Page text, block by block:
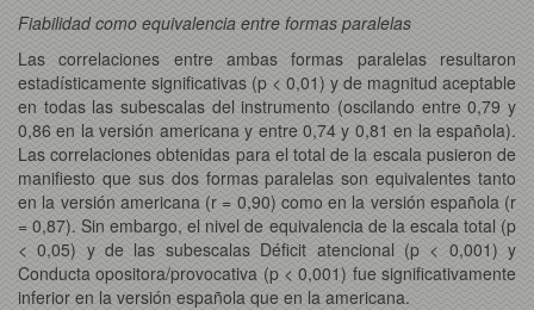
Fiabilidad como equivalencia entre formas paralelas
Las correlaciones entre ambas formas paralelas resultaron
estadísticamente significativas (p < 0,01) y de magnitud aceptable
en todas las subescalas del instrumento (oscilando entre 0,79 y
0,86 en la versión americana y entre 0,74 y 0,81 en la española).
Las correlaciones obtenidas para el total de la escala pusieron de
manifiesto que sus dos formas paralelas son equivalentes tanto
en la versión americana (r = 0,90) como en la versión española (r
= 0,87). Sin embargo, el nivel de equivalencia de la escala total (p
< 0,05) y de las subescalas Déficit atencional (p < 0,001) y
Conducta opositora/provocativa (p < 0,001) fue significativamente
inferior en la versión española que en la americana.